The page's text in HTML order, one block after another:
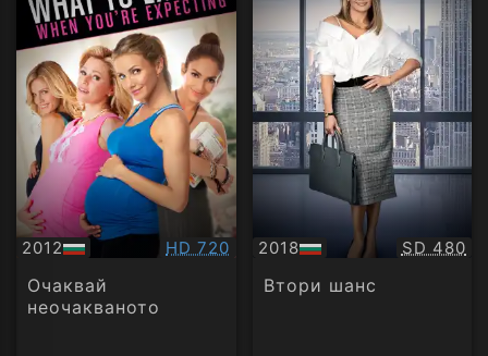
2012
БГ
аудио
Качество:
HD 720
Очаквай
неочакваното
2018
БГ
аудио
SD 480
Втори шанс